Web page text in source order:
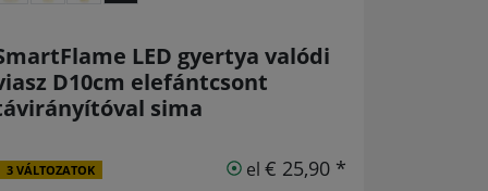
LED gyertya valódi
D10cm elefántcsont
sima
el € 25,90 *
3 VÁLTOZATOK